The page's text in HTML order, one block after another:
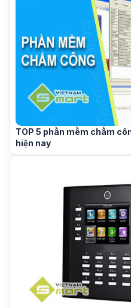
TOP 5 phần mềm chấm
hiện nay